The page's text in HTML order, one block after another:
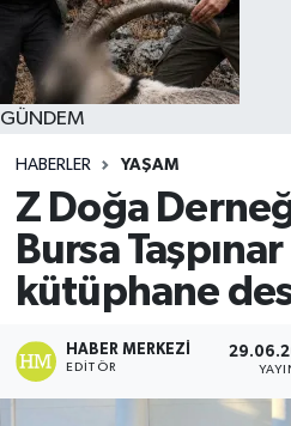
GÜNDEM
HABERLER YAŞAM
Z Doğa
Bursa
kütüphane
HABER MERKEZI
EDITÖR